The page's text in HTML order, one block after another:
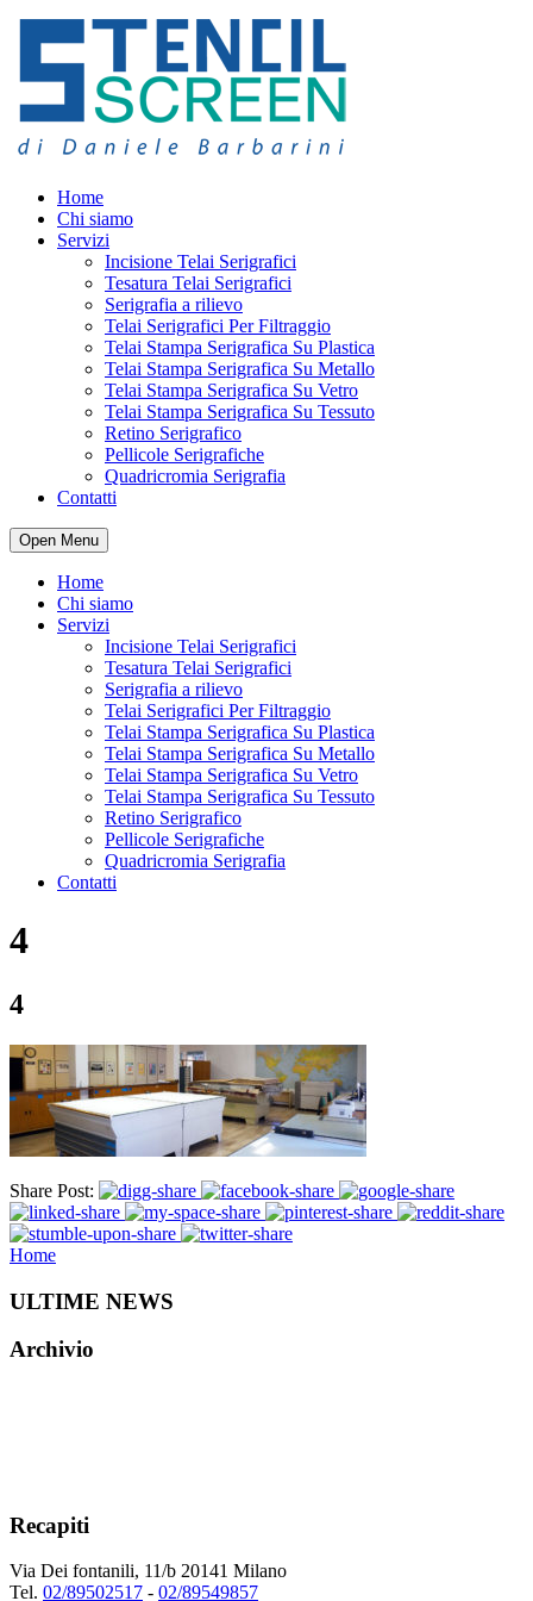
Home
Chi siamo
Servizi
Incisione Telai Serigrafici
Tesatura Telai Serigrafici
Serigrafia a rilievo
Telai Serigrafici Per Filtraggio
Telai Stampa Serigrafica Su Plastica
Telai Stampa Serigrafica Su Metallo
Telai Stampa Serigrafica Su Vetro
Telai Stampa Serigrafica Su Tessuto
Retino Serigrafico
Pellicole Serigrafiche
Quadricromia Serigrafia
Contatti
Open Menu
Home
Chi siamo
Servizi
Incisione Telai Serigrafici
Tesatura Telai Serigrafici
Serigrafia a rilievo
Telai Serigrafici Per Filtraggio
Telai Stampa Serigrafica Su Plastica
Telai Stampa Serigrafica Su Metallo
Telai Stampa Serigrafica Su Vetro
Telai Stampa Serigrafica Su Tessuto
Retino Serigrafico
Pellicole Serigrafiche
Quadricromia Serigrafia
Contatti
4
4
Share Post:
Home
ULTIME NEWS
Archivio
Recapiti
Via Dei fontanili, 11/b 20141 Milano
Tel. 02/89502517 - 02/89549857